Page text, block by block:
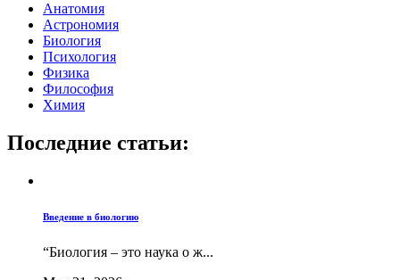
Анатомия
Астрономия
Биология
Психология
Физика
Философия
Химия
Последние статьи:
Введение в биологию
“Биология – это наука о ж...